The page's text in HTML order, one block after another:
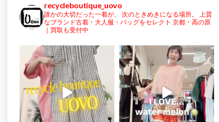
recycleboutique_uovo
誰かの大切だった一着が、 次のときめきになる場所。
上質
なブランド古着・大人服・バッグをセレクト 京都・高の原
｜買取も受付中